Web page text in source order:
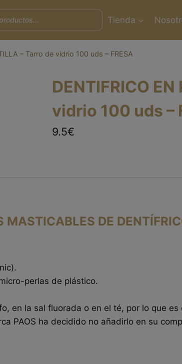
Tienda
– Tarro de vidrio 100 uds – FRESA
DENTIFRICO
vidrio 100 uds –
9.5€
MASTICABLES DE
perlas de plástico.
en la sal fluorada o en el té, por lo que
PAOS ha decidido no añadirlo en su